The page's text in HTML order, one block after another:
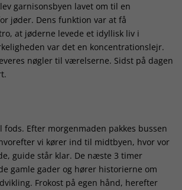
garnisonsbyen lavet om til en
jøder. Dens funktion var at få
at jøderne levede et idyllisk liv i
var det en koncentrationslejr.
nøgler til værelserne. Sidst på dagen
fods. Efter morgenmaden pakkes bussen
vi kører ind til midtbyen, hvor vor
guide står klar. De næste 3 timer
gamle gader og hører historierne om
Frokost på egen hånd, herefter